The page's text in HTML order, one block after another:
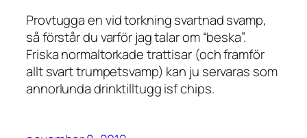
Provtugga en vid torkning svartnad svamp,
så förstår du varför jag talar om “beska”.
Friska normaltorkade trattisar (och framför
allt svart trumpetsvamp) kan ju servaras som
annorlunda drinktilltugg isf chips.